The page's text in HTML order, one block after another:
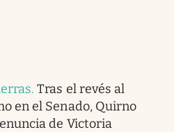
.Tras el revés al
en el Senado, Quirno
de Victoria